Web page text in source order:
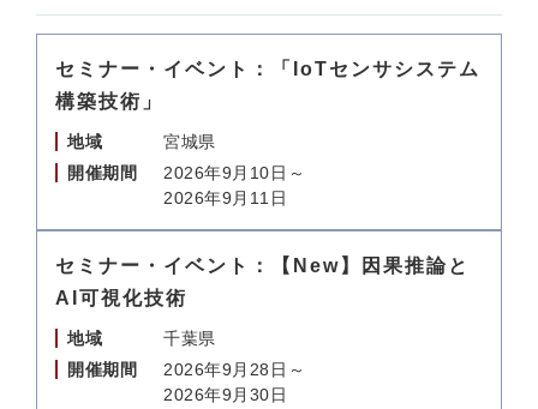
セミナー・イベント：「IoTセンサシステム
構築技術」
地域
宮城県
開催期間
2026年9月10日～
2026年9月11日
セミナー・イベント：【New】因果推論と
AI可視化技術
地域
千葉県
開催期間
2026年9月28日～
2026年9月30日